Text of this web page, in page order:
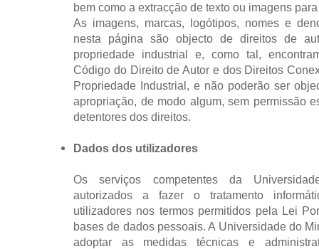
bem como a extracção de texto ou imagens
As imagens, marcas, logótipos, nomes e
nesta página são objecto de direitos de
propriedade industrial e, como tal,
Código do Direito de Autor e dos Direitos
Propriedade Industrial, e não poderão ser
apropriação, de modo algum, sem permissão
detentores dos direitos.
Dados dos utilizadores
Os serviços competentes da
autorizados a fazer o tratamento
utilizadores nos termos permitidos pela Lei
bases de dados pessoais. A Universidade do
adoptar as medidas técnicas e